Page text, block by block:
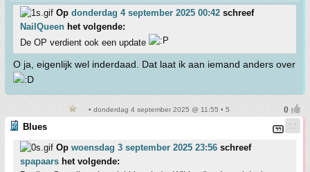
Op donderdag 4 september 2025 00:42 schreef
NailQueen het volgende:
De OP verdient ook een update
O ja, eigenlijk wel inderdaad. Dat laat ik aan iemand anders over
• donderdag 4 september 2025 @ 11:55 • 5
Blues
Op woensdag 3 september 2025 23:56 schreef
spapaars het volgende: